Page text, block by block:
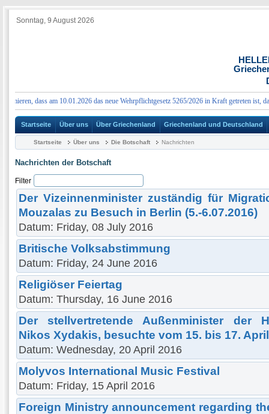
Sonntag, 9 August 2026
dass am 10.01.2026 das neue Wehrpflichtgesetz 5265/2026 in Kraft getreten ist, das
Startseite Über uns Über Griechenland Griechenland und Deutschland
Startseite Über uns Die Botschaft Nachrichten
Nachrichten der Botschaft
Filter
Der Vizeinnenminister zuständig für
Mouzalas zu Besuch in Berlin (5.-6.07.2016)
Datum: Friday, 08 July 2016
Britische Volksabstimmung
Datum: Friday, 24 June 2016
Religiöser Feiertag
Datum: Thursday, 16 June 2016
Der stellvertretende Außenminister der
Nikos Xydakis, besuchte vom 15. bis 17.
Datum: Wednesday, 20 April 2016
Molyvos International Music Festival
Datum: Friday, 15 April 2016
Foreign Ministry announcement regarding